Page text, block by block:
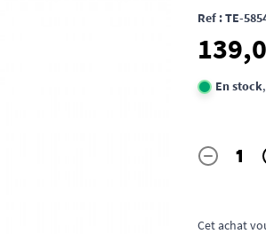
Ref : TE-
En stock
Quantité
-
Cet achat